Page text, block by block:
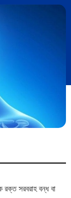
রক্ত সরবরাহ বন্ধ বা